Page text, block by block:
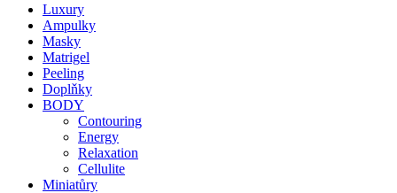
Luxury
Ampulky
Masky
Matrigel
Peeling
Doplňky
BODY
Contouring
Energy
Relaxation
Cellulite
Miniatůry